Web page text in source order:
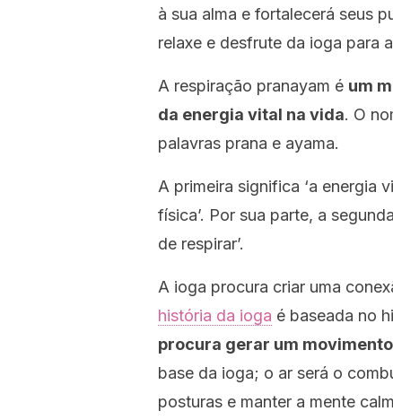
à sua alma e fortalecerá seus
relaxe e desfrute da ioga para
A respiração pranayam é um
da energia vital na vida. O
palavras prana e ayama.
A primeira significa ‘a energia
física’. Por sua parte, a
de respirar’.
A ioga procura criar uma
história da ioga é baseada no
procura gerar um
base da ioga; o ar será o
posturas e manter a mente